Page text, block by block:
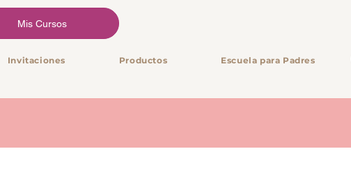
Mis Cursos
Invitaciones Productos Escuela para Padres